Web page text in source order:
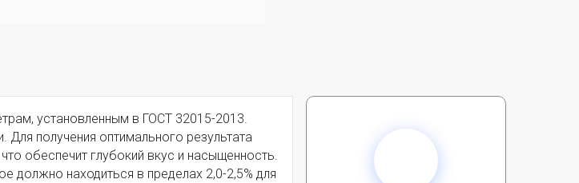
установленным в ГОСТ 32015-2013.
получения оптимального результата
обеспечит глубокий вкус и насыщенность.
должно находиться в пределах 2,0-2,5% для